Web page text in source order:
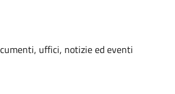
uffici, notizie ed eventi